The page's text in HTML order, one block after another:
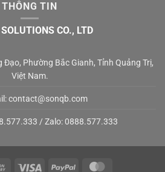
THÔNG TIN
CO., LTD
Đạo, Phường Bắc Gianh, Tỉnh Quảng Trị,
Việt Nam.
contact@sonqb.com
/ Zalo:0888.577.333
Cash Visa PayPal